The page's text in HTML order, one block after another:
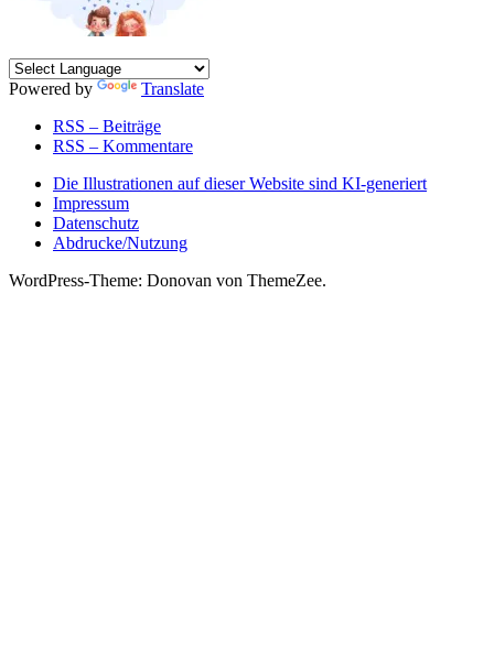
Powered by
Translate
RSS – Beiträge
RSS – Kommentare
Die Illustrationen auf dieser Website sind KI-generiert
Impressum
Datenschutz
Abdrucke/Nutzung
WordPress-Theme: Donovan von ThemeZee.